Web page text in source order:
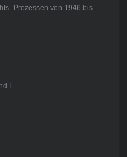
Prozessen von 1946 bis
I